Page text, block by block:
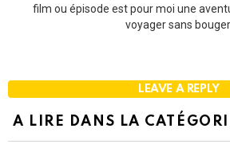
film ou épisode est pour moi une
voyager sans bouger.
LEAVE A REPLY
A LIRE DANS LA